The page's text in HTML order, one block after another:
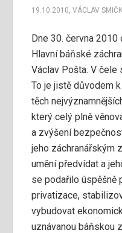
19.10.2010,VÁCLAV
Dne 30. června
Hlavní báňské
Václav Pošta. V
To je jistě důvodem
těch
který celý plně
a zvýšení
jeho záchranářským
umění předvídat a
se podařilo
privatizace,
vybudovat
uznávanou báňskou